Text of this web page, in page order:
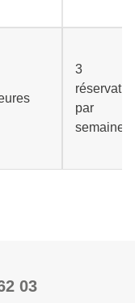
3
par
semaine
03